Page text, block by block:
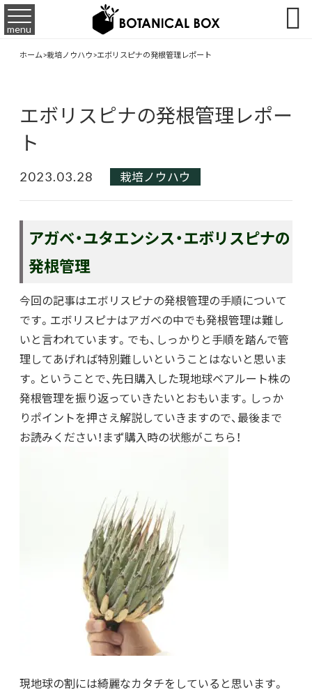
menu 
ホーム>栽培ノウハウ>エボリスピナの発根管理レポート
エボリスピナの発根管理レポー
ト
2023.03.28 栽培ノウハウ
アガベ・ユタエンシス・エボリスピナの
発根管理
今回の記事はエボリスピナの発根管理の手順について
です。エボリスピナはアガベの中でも発根管理は難し
いと言われています。でも、しっかりと手順を踏んで管
理してあげれば特別難しいということはないと思いま
す。ということで、先日購入した現地球ベアルート株の
発根管理を振り返っていきたいとおもいます。しっか
りポイントを押さえ解説していきますので、最後まで
お読みください！まず購入時の状態がこちら！
現地球の割には綺麗なカタチをしていると思います。